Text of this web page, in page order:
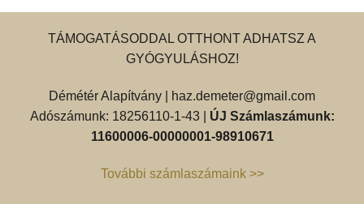
TÁMOGATÁSODDAL OTTHONT ADHATSZ A
GYÓGYULÁSHOZ!
Démétér Alapítvány |
haz.demeter@gmail.com
Adószámunk: 18256110-1-43 | ÚJ Számlaszámunk:
11600006-00000001-98910671
További számlaszámaink >>